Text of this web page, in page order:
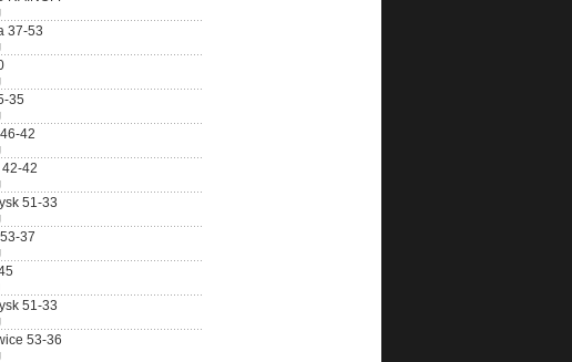
37-53
35
42
42
51-33
37
51-33
53-36